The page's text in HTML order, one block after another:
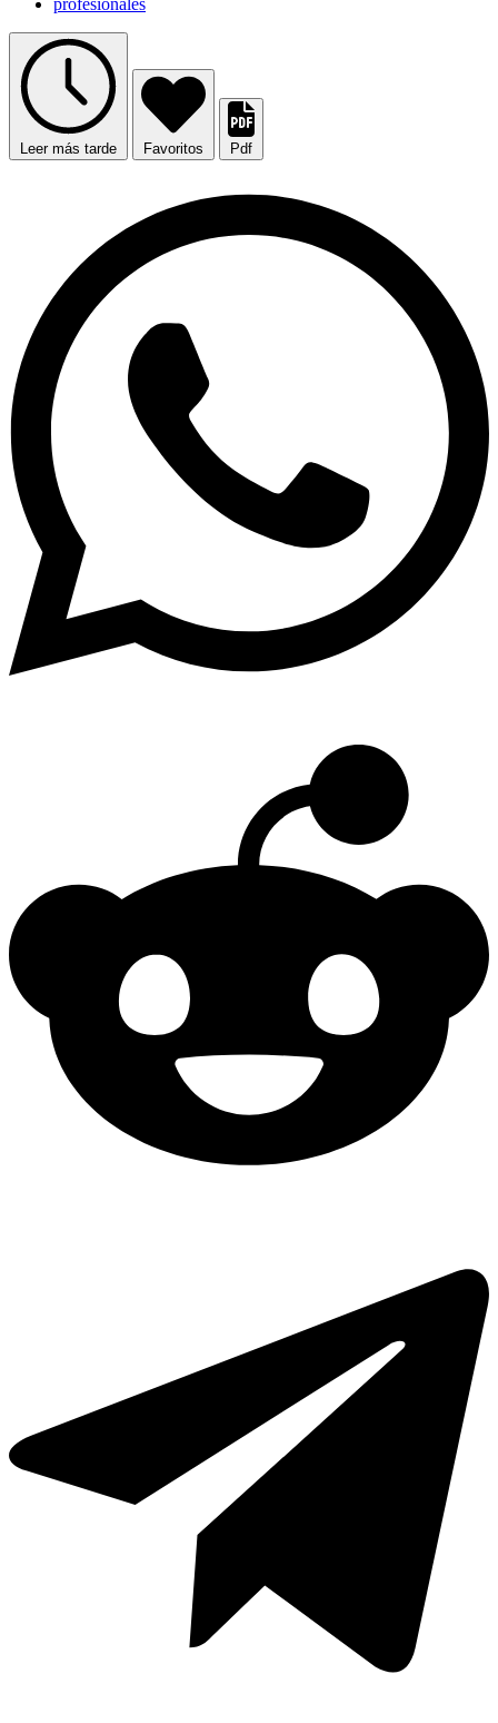
profesionales
Leer más tarde Favoritos Pdf